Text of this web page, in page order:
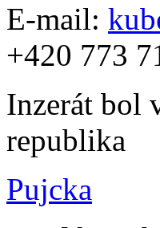
E-mail:
+420 773
Inzerát bol
republika
Pujcka